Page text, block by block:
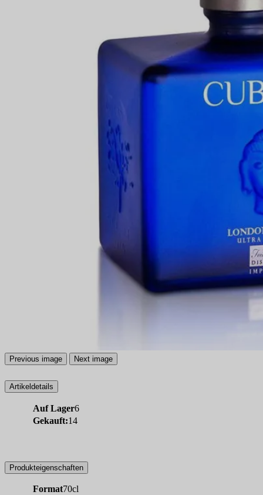
Previous image Next image
Artikeldetails
Auf Lager6
Gekauft:14
Produkteigenschaften
Format70cl